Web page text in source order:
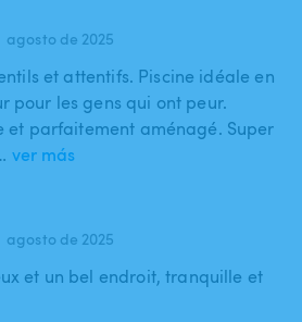
agosto de 2025
et attentifs. Piscine idéale en
pour les gens qui ont peur.
et parfaitement aménagé. Super
ver más
agosto de 2025
et un bel endroit, tranquille et